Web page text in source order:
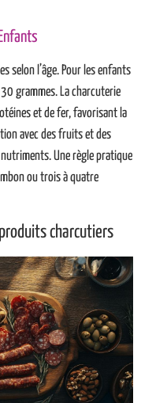
selon l’âge. Pour les enfants
grammes. La charcuterie
et de fer, favorisant la
avec des fruits et des
Une règle pratique
ou trois à quatre
charcutiers